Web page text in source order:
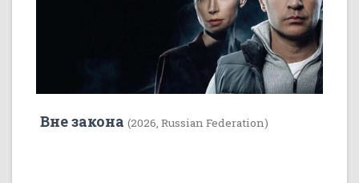
Вне закона (2026, Russian Federation)